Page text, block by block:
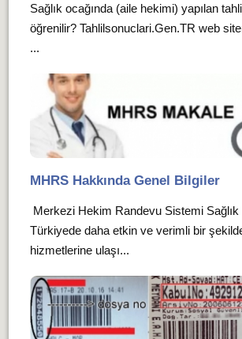
Sağlık ocağında (aile hekimi) yapılan
öğrenilir? Tahlilsonuclari.Gen.TR web
...
MHRS Hakkında Genel Bilgiler
Merkezi Hekim Randevu Sistemi Sağlık
Türkiyede daha etkin ve verimli bir
hizmetlerine ulaşı...